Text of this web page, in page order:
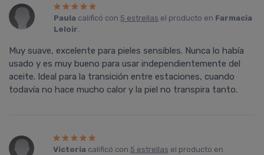
Paula calificó con 5 estrellas el producto en Farmacia
Leloir.
Muy suave, excelente para pieles sensibles. Nunca lo había
usado y es muy bueno para usar independientemente del
aceite. Ideal para la transición entre estaciones, cuando
todavía no hace mucho calor y la piel no transpira tanto.
Victoria calificó con 5 estrellas el producto en